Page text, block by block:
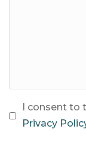
I consent to
Privacy